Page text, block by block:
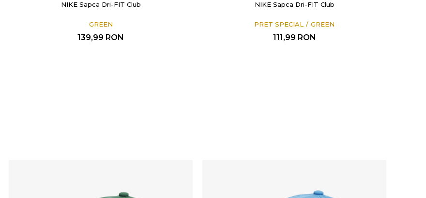
NIKE Sapca Dri-FIT Club
GREEN
139,99 RON
NIKE Sapca Dri-FIT Club
PRET SPECIAL GREEN
111,99 RON